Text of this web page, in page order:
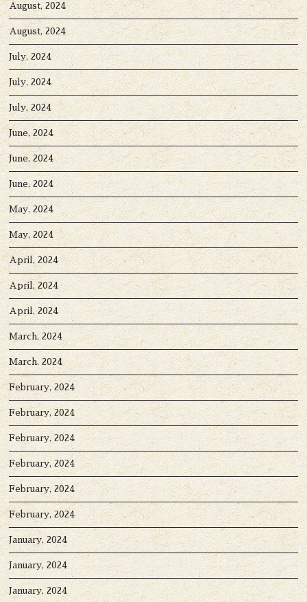
August, 2024
August, 2024
July, 2024
July, 2024
July, 2024
June, 2024
June, 2024
June, 2024
May, 2024
May, 2024
April, 2024
April, 2024
April, 2024
March, 2024
March, 2024
February, 2024
February, 2024
February, 2024
February, 2024
February, 2024
February, 2024
January, 2024
January, 2024
January, 2024